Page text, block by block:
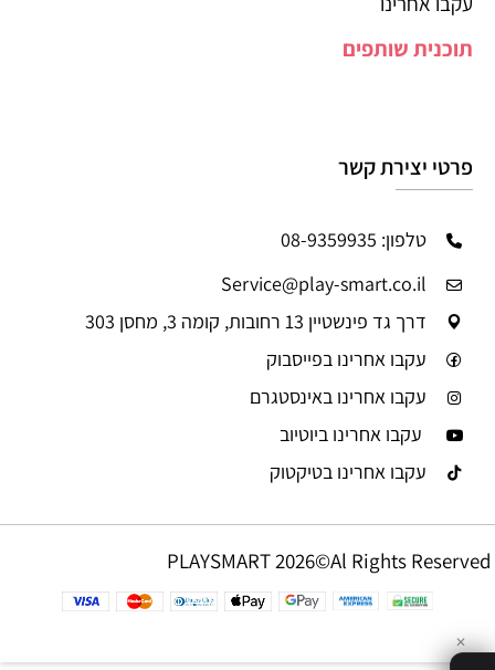
תוכנית שותפים
פרטי יצירת קשר
טלפון: 08-9359935
Service@play-smart.co.il
דרך גד פינשטיין 13 רחובות, קומה 3, מחסן 303
עקבו אחרינו בפייסבוק
עקבו אחרינו באינסטגרם
עקבו אחרינו ביוטיוב
עקבו אחרינו בטיקטוק
PLAYSMART 2026©Al Rights Reserved
✕